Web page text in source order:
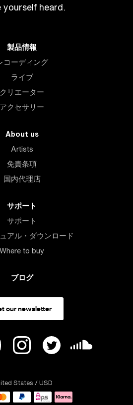
yourself heard.
製品情報
コーディング
ライブ
クリエーター
アクセサリー
About us
Artists
免責条項
国内代理店
サポート
サポート
アル・ダウンロード
Where to buy
ブログ
our newsletter
States / USD